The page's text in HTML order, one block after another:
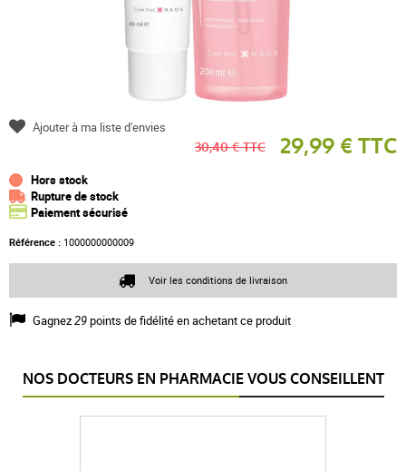
30,40 € TTC 29,99 € TTC
Hors stock
Rupture de stock
Paiement sécurisé
Référence : 1000000000009
Gagnez29points de fidélité en achetant ce produit
Ajouter à ma liste d'envies
Voir les conditions de livraison
NOS DOCTEURS EN PHARMACIE VOUS CONSEILLENT